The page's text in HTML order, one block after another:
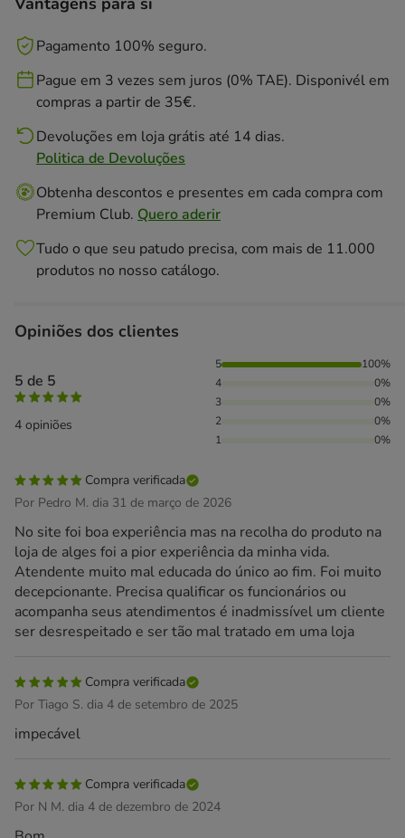
Pagamento 100% seguro.
Pague em 3 vezes sem juros (0% TAE). Disponivél em
compras a partir de 35€.
Devoluções em loja grátis até 14 dias.
Politica de Devoluções
Obtenha descontos e presentes em cada compra com
Premium Club. Quero aderir
Tudo o que seu patudo precisa, com mais de 11.000
produtos no nosso catálogo.
Opiniões dos clientes
5 de 5
4 opiniões
100% das pessoas avaliaram com 5 estrelas,
5
100%
4
0%
3
0%
2
0%
1
0%
Compra verificada
Por Pedro M. dia 31 de março de 2026
No site foi boa experiência mas na recolha do produto na
loja de alges foi a pior experiência da minha vida.
Atendente muito mal educada do único ao fim. Foi muito
decepcionante. Precisa qualificar os funcionários ou
acompanha seus atendimentos é inadmissível um cliente
ser desrespeitado e ser tão mal tratado em uma loja
Compra verificada
Por Tiago S. dia 4 de setembro de 2025
impecável
Compra verificada
Por N M. dia 4 de dezembro de 2024